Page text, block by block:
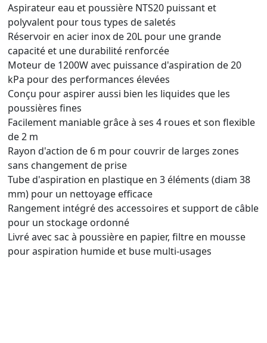
Aspirateur eau et poussière NTS20 puissant et
polyvalent pour tous types de saletés
Réservoir en acier inox de 20L pour une grande
capacité et une durabilité renforcée
Moteur de 1200W avec puissance d'aspiration de 20
kPa pour des performances élevées
Conçu pour aspirer aussi bien les liquides que les
poussières fines
Facilement maniable grâce à ses 4 roues et son flexible
de 2 m
Rayon d'action de 6 m pour couvrir de larges zones
sans changement de prise
Tube d'aspiration en plastique en 3 éléments (diam 38
mm) pour un nettoyage efficace
Rangement intégré des accessoires et support de câble
pour un stockage ordonné
Livré avec sac à poussière en papier, filtre en mousse
pour aspiration humide et buse multi-usages